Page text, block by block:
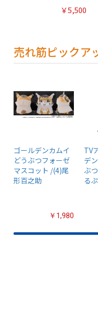
￥5,500
売れ筋ピックア
ゴールデンカムイ
どうぶつフォーゼ
マスコット /(4)尾
形百之助
￥1,980
TV
デ
ぶ
る